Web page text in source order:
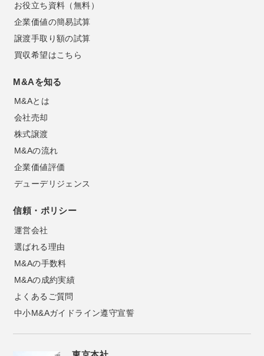
お役立ち資料（無料）
企業価値の簡易試算
譲渡手取り額の試算
買収希望はこちら
M&Aを知る
M&Aとは
会社売却
株式譲渡
M&Aの流れ
企業価値評価
デューデリジェンス
信頼・ポリシー
運営会社
選ばれる理由
M&Aの手数料
M&Aの成約実績
よくあるご質問
中小M&Aガイドライン遵守宣誓